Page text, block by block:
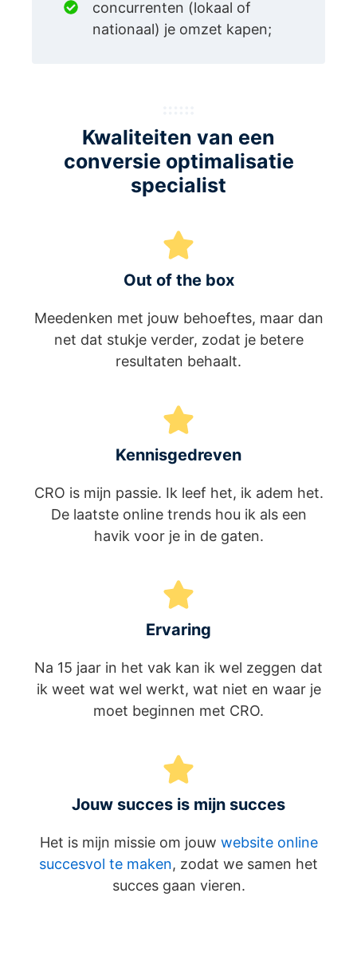
concurrenten (lokaal of
nationaal) je omzet kapen;
Kwaliteiten van een
conversie optimalisatie
specialist
Out of the box
Meedenken met jouw behoeftes, maar dan
net dat stukje verder, zodat je betere
resultaten behaalt.
Kennisgedreven
CRO is mijn passie. Ik leef het, ik adem het.
De laatste online trends hou ik als een
havik voor je in de gaten.
Ervaring
Na 15 jaar in het vak kan ik wel zeggen dat
ik weet wat wel werkt, wat niet en waar je
moet beginnen met CRO.
Jouw succes is mijn succes
Het is mijn missie om jouw website online
succesvol te maken, zodat we samen het
succes gaan vieren.